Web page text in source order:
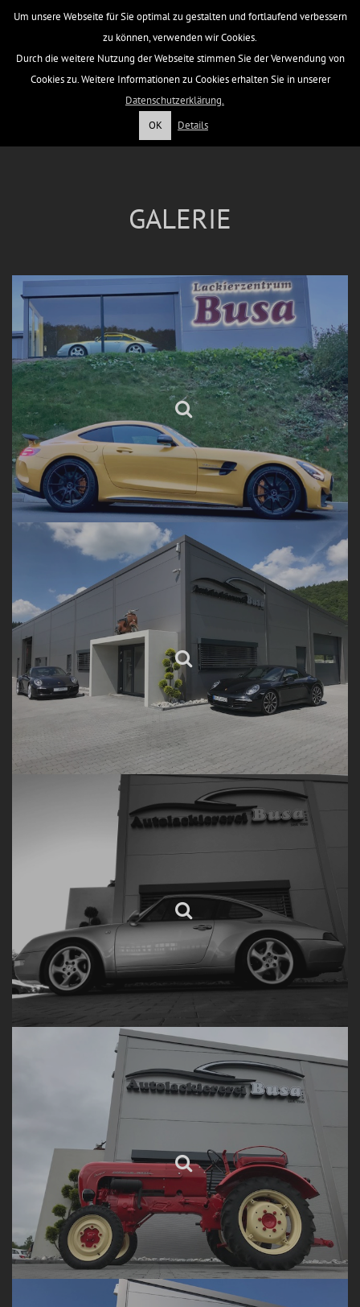
Um unsere Webseite für Sie optimal zu gestalten und fortlaufend verbessern
zu können, verwenden wir Cookies.
Durch die weitere Nutzung der Webseite stimmen Sie der Verwendung von
Cookies zu. Weitere Informationen zu Cookies erhalten Sie in unserer
Datenschutzerklärung.
OK
Details
GALERIE